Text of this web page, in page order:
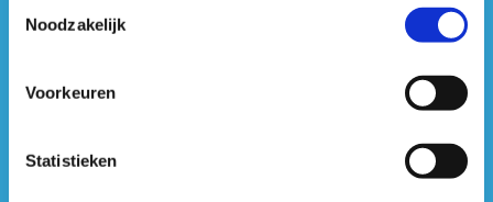
Noodzakelijk
Voorkeuren
Statistieken
ze bij ons willen komen sporten. Daarvoor dien je
wel jeEuropean Disability Card
attest
#sportersbelevenmeer